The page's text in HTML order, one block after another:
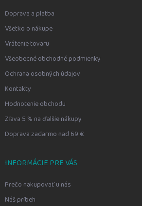
Doprava a platba
Všetko o nákupe
Vrátenie tovaru
Všeobecné obchodné podmienky
Ochrana osobných údajov
Kontakty
Hodnotenie obchodu
Zľava 5 % na ďalšie nákupy
Doprava zadarmo nad 69 €
INFORMÁCIE PRE VÁS
Prečo nakupovať u nás
Náš príbeh